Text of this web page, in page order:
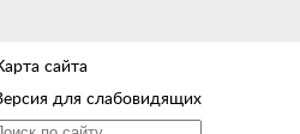
сайта
для слабовидящих